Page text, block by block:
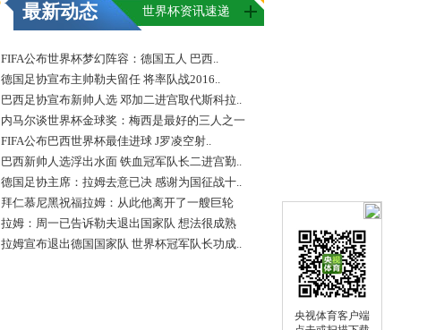
央视体育客户端
最新动态 世界杯资讯速递
FIFA公布世界杯梦幻阵容：德国五人 巴西..
德国足协宣布主帅勒夫留任 将率队战2016..
巴西足协宣布新帅人选 邓加二进宫取代斯科拉..
内马尔谈世界杯金球奖：梅西是最好的三人之一
FIFA公布巴西世界杯最佳进球 J罗凌空射..
巴西新帅人选浮出水面 铁血冠军队长二进宫勤..
德国足协主席：拉姆去意已决 感谢为国征战十..
拜仁慕尼黑祝福拉姆：从此他离开了一艘巨轮
拉姆：周一已告诉勒夫退出国家队 想法很成熟
拉姆宣布退出德国国家队 世界杯冠军队长功成..